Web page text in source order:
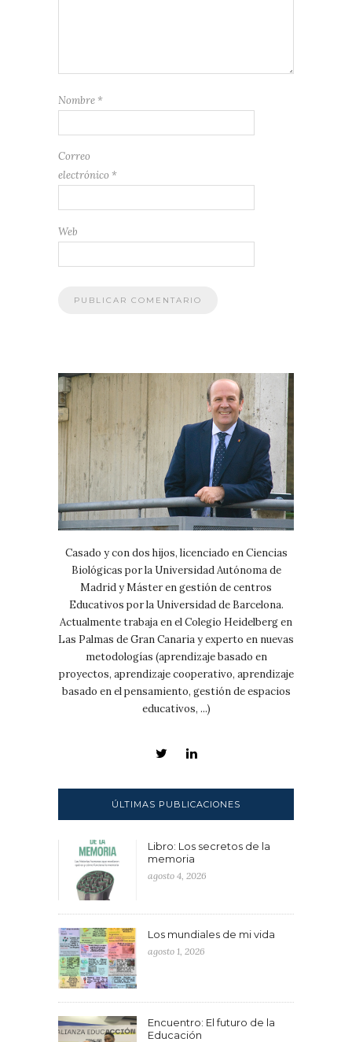
Nombre *
Correo
electrónico *
Web
Casado y con dos hijos, licenciado en Ciencias
Biológicas por la Universidad Autónoma de
Madrid y Máster en gestión de centros
Educativos por la Universidad de Barcelona.
Actualmente trabaja en el Colegio Heidelberg en
Las Palmas de Gran Canaria y experto en nuevas
metodologías (aprendizaje basado en
proyectos, aprendizaje cooperativo, aprendizaje
basado en el pensamiento, gestión de espacios
educativos, ...)
ÚLTIMAS PUBLICACIONES
Libro: Los secretos de la
memoria
agosto 4, 2026
Los mundiales de mi vida
agosto 1, 2026
Encuentro: El futuro de la
Educación